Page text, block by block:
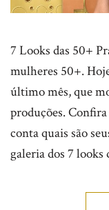
7 Looks das 50+
mulheres 50+.
último mês, que
produções.
conta quais são
galeria dos 7